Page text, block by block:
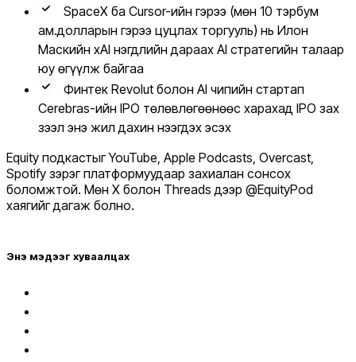
SpaceX ба Cursor-ийн гэрээ (мөн 10 тэрбум
ам.долларын гэрээ цуцлах торгууль) нь Илон
Маскийн xAI нэгдлийн дараах AI стратегийн талаар
юу өгүүлж байгаа
Финтек Revolut болон AI чипийн стартап
Cerebras-ийн IPO төлөвлөгөөнөөс харахад IPO зах
зээл энэ жил дахин нээгдэх эсэх
Equity подкастыг YouTube, Apple Podcasts, Overcast,
Spotify зэрэг платформуудаар захиалан сонсох
боломжтой. Мөн X болон Threads дээр @EquityPod
хаягийг дагаж болно.
Энэ мэдээг хуваалцах